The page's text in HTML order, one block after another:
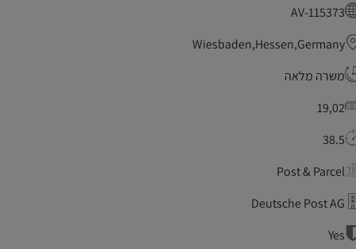
AV-115373
Wiesbaden,Hessen,Germany
משרה מלאה
19,02
38.5
Post & Parcel
Deutsche Post AG
Yes